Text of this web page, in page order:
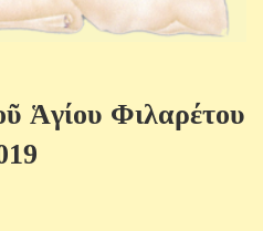
Ἁγίου Φιλαρέτου